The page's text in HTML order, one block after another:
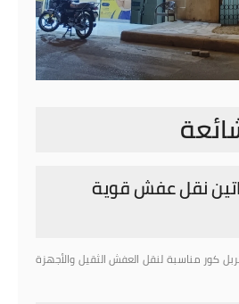
نقل عفش قوية
كور مناسبة لنقل العفش الثقيل والأجهزة